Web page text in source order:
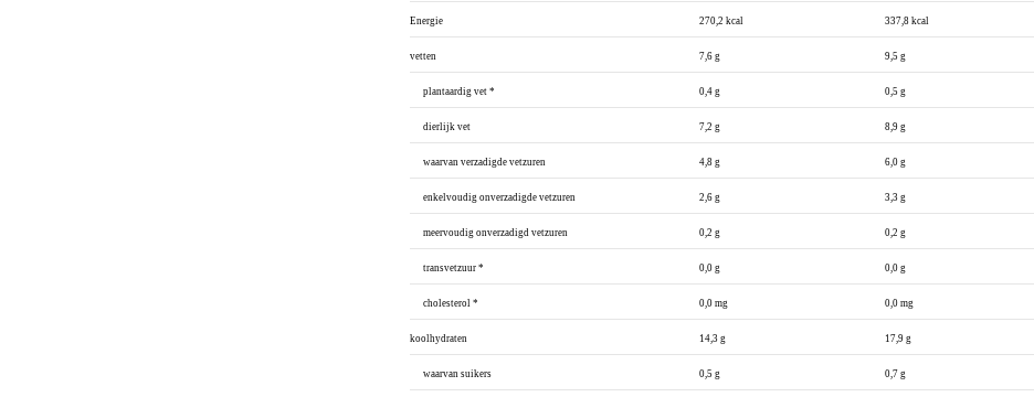
Energie 270,2 kcal 337,8 kcal
vetten 7,6 g 9,5 g
plantaardig vet * 0,4 g 0,5 g
dierlijk vet 7,2 g 8,9 g
waarvan verzadigde vetzuren 4,8 g 6,0 g
enkelvoudig onverzadigde vetzuren 2,6 g 3,3 g
meervoudig onverzadigd vetzuren 0,2 g 0,2 g
transvetzuur * 0,0 g 0,0 g
cholesterol * 0,0 mg 0,0 mg
koolhydraten 14,3 g 17,9 g
waarvan suikers 0,5 g 0,7 g